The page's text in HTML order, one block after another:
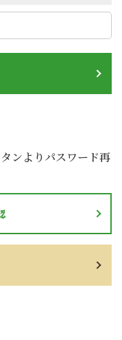
ンよりパスワード再